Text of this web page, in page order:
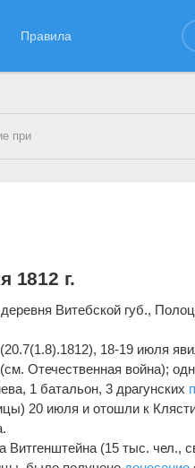
Правила
при
1812 г.
Витебской губ.,
18-19 июля
Отечественная война);
1 батальон, 3 драгунских
20 июля и отошли к
Витгенштейна (15 тыс. чел.,